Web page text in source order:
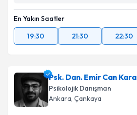
En Yakın Saatler
19:30
21:30 22:30
Psk. Dan. Emir Can Kara
Psikolojik Danışman
Ankara, Çankaya